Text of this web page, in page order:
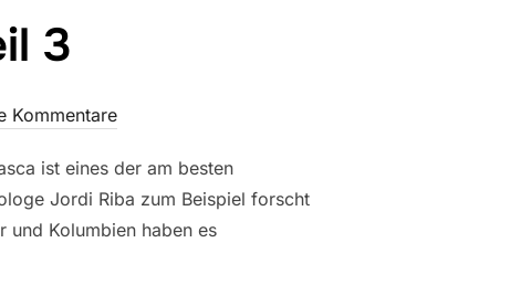
3
Kommentare
ist eines der am besten
Jordi Riba zum Beispiel forscht
und Kolumbien haben es